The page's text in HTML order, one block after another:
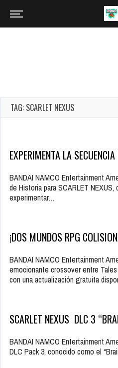
TAG: SCARLET NEXUS
EXPERIMENTA LA
BANDAI NAMCO Entertainment
de Historia para SCARLET
experimentar…
¡DOS MUNDOS RPG
BANDAI NAMCO Entertainment
emocionante crossover entre
con una actualización gratuita
SCARLET NEXUS DLC 3
BANDAI NAMCO Entertainment
DLC Pack 3, conocido como el